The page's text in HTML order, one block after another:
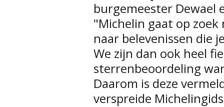
burgemeester Dewael
"Michelin gaat op
naar belevenissen die
We zijn dan ook heel
sterrenbeoordeling
Daarom is deze
verspreide